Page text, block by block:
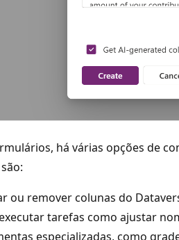
há várias opções de
ou remover colunas do
tarefas como ajustar
especializadas, como